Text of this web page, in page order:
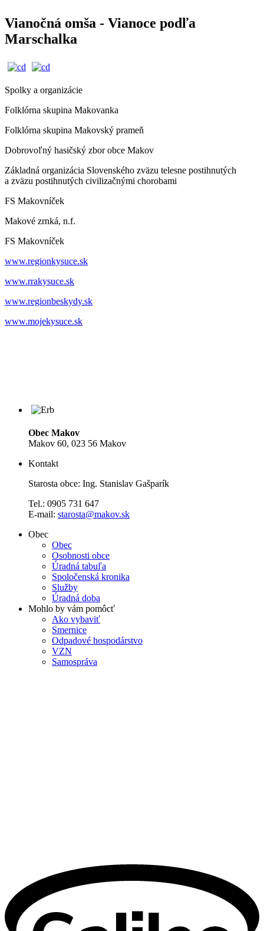
Vianočná omša - Vianoce podľa
Marschalka
Spolky a organizácie
Folklórna skupina Makovanka
Folklórna skupina Makovský prameň
Dobrovoľný hasičský zbor obce Makov
Základná organizácia Slovenského zväzu telesne postihnutých
a zväzu postihnutých civilizačnými chorobami
FS Makovníček
Makové zrnká, n.f.
FS Makovníček
www.regionkysuce.sk
www.rrakysuce.sk
www.regionbeskydy.sk
www.mojekysuce.sk
Obec Makov
Makov 60, 023 56 Makov
Kontakt
Starosta obce: Ing. Stanislav Gašparík
Tel.: 0905 731 647
E-mail: starosta@makov.sk
Obec
Obec
Osobnosti obce
Úradná tabuľa
Spoločenská kronika
Služby
Úradná doba
Mohlo by vám pomôcť
Ako vybaviť
Smernice
Odpadové hospodárstvo
VZN
Samospráva